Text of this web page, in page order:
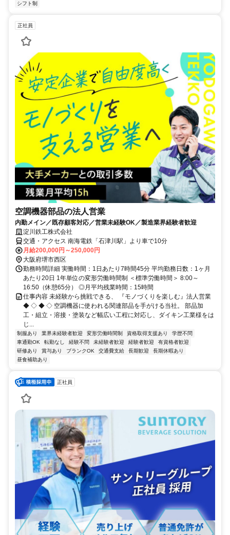
シフト制
正社員
空調機器部品の法人営業
内勤メイン／既存顧客対応／営業未経験OK／製造業界経験者歓迎
淀川鉄工株式会社
交通・アクセス 南海電鉄「石津川駅」より車で10分
月給200,000円～250,000円
大阪府堺市西区
勤務時間詳細 実働時間：1日あたり7時間45分 平均勤務日数：1ヶ月
あたり20日 1年単位の変形労働時間制 ＜標準労働時間＞ 8:00～
16:50（休憩65分） ◎月平均残業時間：15時間
仕事内容 未経験から挑戦できる、 『モノづくりを楽しむ』法人営業
◆ ◇ ◆ ◇ 空調機器に使われる関連部品を手がける当社。 部品加
工・組立・溶接・塗装など幅広い工程に対応し、ダイキン工業様をは
じ...
制服あり 業界未経験者歓迎 変形労働時間制 資格取得支援あり
学歴不問
車通勤OK
転勤なし 経験不問 未経験者歓迎 経験者歓迎
有資格者歓迎
研修あり
賞与あり ブランクOK 交通費支給 長期歓迎
長期休暇あり
昼食補助あり
正社員